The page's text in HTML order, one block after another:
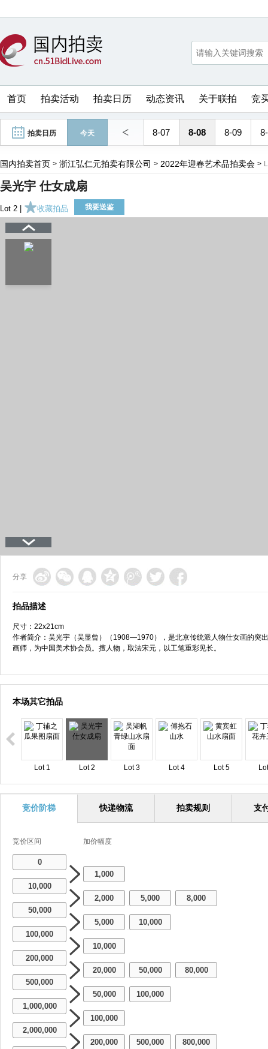
首页 拍卖活动 拍卖日历 动态资讯 关于联拍 竞
拍卖日历 今天 < 8-07 8-08 8-09
国内拍卖首页 > 浙江弘仁元拍卖有限公司 > 2022年迎春艺术品拍卖会 >
吴光宇 仕女成扇
Lot 2 | 收藏拍品 我要送鉴
分享
拍品描述
尺寸：22x21cm
作者简介：吴光宇（吴显曾）（1908—1970），是北京传统派人物仕女画的突
画师，为中国美术协会员。擅人物，取法宋元，以工笔重彩见长。
本场其它拍品
Lot 1 Lot 2 Lot 3 Lot 4 Lot 5
竞价阶梯 快递物流 拍卖规则 支
竞价区间 加价幅度
0
1,000
10,000
2,000
5,000
8,000
50,000
5,000
10,000
100,000
10,000
200,000
20,000
50,000
80,000
500,000
50,000
100,000
1,000,000
100,000
2,000,000
200,000
500,000
800,000